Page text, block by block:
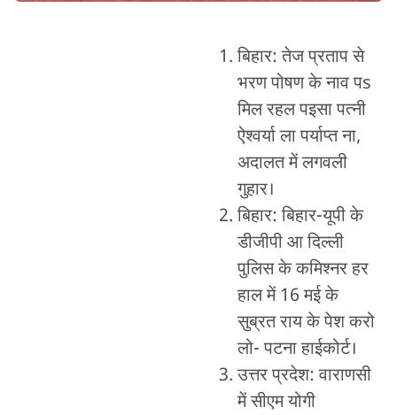
बिहार: तेज प्रताप से
भरण पोषण के नाव पs
मिल रहल पइसा पत्नी
ऐश्वर्या ला पर्याप्त ना,
अदालत में लगवली
गुहार।
बिहार: बिहार-यूपी के
डीजीपी आ दिल्ली
पुलिस के कमिश्नर हर
हाल में 16 मई के
सुब्रत राय के पेश करो
लो- पटना हाईकोर्ट।
उत्तर प्रदेश: वाराणसी
में सीएम योगी